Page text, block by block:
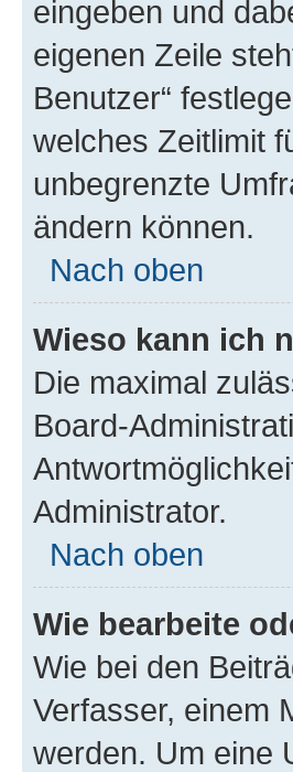
eingeben und
eigenen Zeile
Benutzer“
welches Zeitlimit
unbegrenzte
ändern können.
Nach oben
Wieso kann ich
Die maximal
Board-
Administrator.
Nach oben
Wie bearbeite
Wie bei den
Verfasser, einem
werden. Um eine